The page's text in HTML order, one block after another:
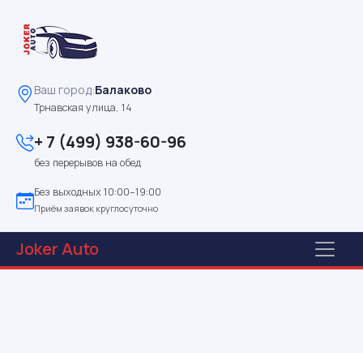
Ваш город:Балаково
Трнавская улица, 14
+ 7 (499) 938-60-96
без перерывов на обед
Без выходных 10:00–19:00
Приём заявок круглосуточно
JokerAuto